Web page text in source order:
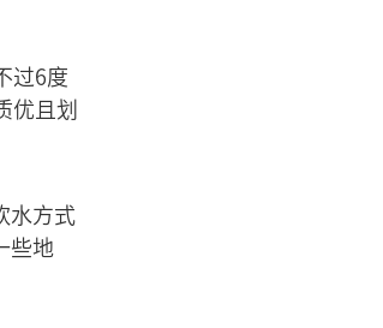
过6度
优且划
水方式
些地